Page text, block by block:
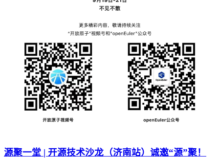
源聚一堂 | 开源技术沙龙（济南站）诚邀“源”聚！